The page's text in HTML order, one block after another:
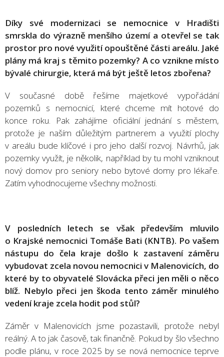
Díky své modernizaci se nemocnice v Hradišti
smrskla do výrazně menšího území a otevřel se tak
prostor pro nové využití opouštěné části areálu. Jaké
plány má kraj s těmito pozemky? A co vznikne místo
bývalé chirurgie, která má být ještě letos zbořena?
V současné době řešíme majetkové vypořádání
pozemků s nemocnicí, které chceme mít hotové do
konce roku. Pak zahájíme oficiální jednání s městem,
protože je naším důležitým partnerem a využití plochy
v areálu bude klíčové i pro jeho další rozvoj. Návrhů, jak
pozemky využít, je několik, například by tu mohl vzniknout
nový domov pro seniory nebo bytové domy pro lékaře.
Zatím vyhodnocujeme všechny možnosti.
V posledních letech se však především mluvilo
o Krajské nemocnici Tomáše Bati (KNTB). Po vašem
nástupu do čela kraje došlo k zastavení záměru
vybudovat zcela novou nemocnici v Malenovicích, do
které by to obyvatelé Slovácka přeci jen měli o něco
blíž. Nebylo přeci jen škoda tento záměr minulého
vedení kraje zcela hodit pod stůl?
Záměr v Malenovicích jsme pozastavili, protože nebyl
reálný. A to jak časově, tak finančně. Pokud by šlo všechno
podle plánu, v roce 2025 by se nová nemocnice teprve